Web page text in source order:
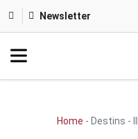
Newsletter
Home - Destins -